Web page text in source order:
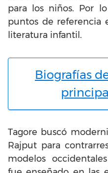
para los niños. Por
puntos de referencia
literatura infantil.
Biografías
Tagore buscó
Rajput para
modelos